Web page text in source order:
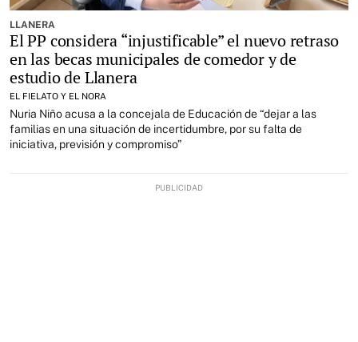
LLANERA
El PP considera “injustificable” el nuevo retraso
en las becas municipales de comedor y de
estudio de Llanera
EL FIELATO Y EL NORA
Nuria Niño acusa a la concejala de Educación de “dejar a las
familias en una situación de incertidumbre, por su falta de
iniciativa, previsión y compromiso”